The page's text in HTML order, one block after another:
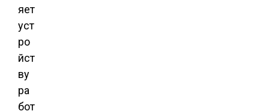
яет
уст
ро
йст
ву
ра
бот